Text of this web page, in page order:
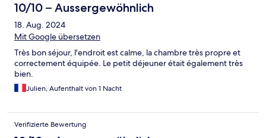
10/10 – Aussergewöhnlich
18. Aug. 2024
Mit Google übersetzen
Très bon séjour, l'endroit est calme, la chambre très propre et
correctement équipée. Le petit déjeuner était également très
bien.
Julien, Aufenthalt von 1 Nacht
Verifizierte Bewertung